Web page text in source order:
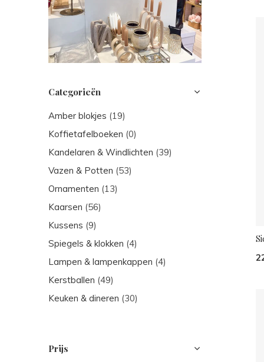
Categorieën
Amber blokjes (19)
Koffietafelboeken (0)
Kandelaren & Windlichten (39)
Vazen & Potten (53)
Ornamenten (13)
Kaarsen (56)
Kussens (9)
Spiegels & klokken (4)
Lampen & lampenkappen (4)
Kerstballen (49)
Keuken & dineren (30)
Prijs